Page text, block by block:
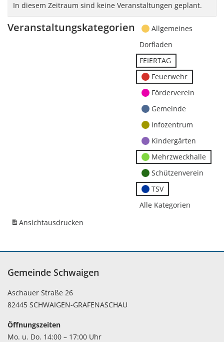
In diesem Zeitraum sind keine Veranstaltungen geplant.
Veranstaltungskategorien
Allgemeines
Dorfladen
FEIERTAG
Feuerwehr
Förderverein
Gemeinde
Infozentrum
Kindergärten
Mehrzweckhalle
Schützenverein
TSV
Alle Kategorien
Ansichtausdrucken
Gemeinde Schwaigen
Aschauer Straße 26
82445 SCHWAIGEN-GRAFENASCHAU
Öffnungszeiten
Mo. u. Do. 14:00 – 17:00 Uhr